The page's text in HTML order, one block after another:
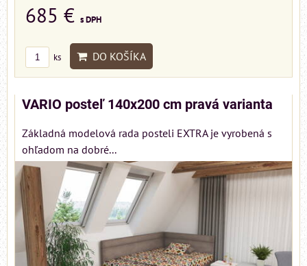
685 € s DPH
ks DO KOŠÍKA
VARIO posteľ 140x200 cm pravá varianta
Základná modelová rada posteli EXTRA je vyrobená s
ohľadom na dobré...